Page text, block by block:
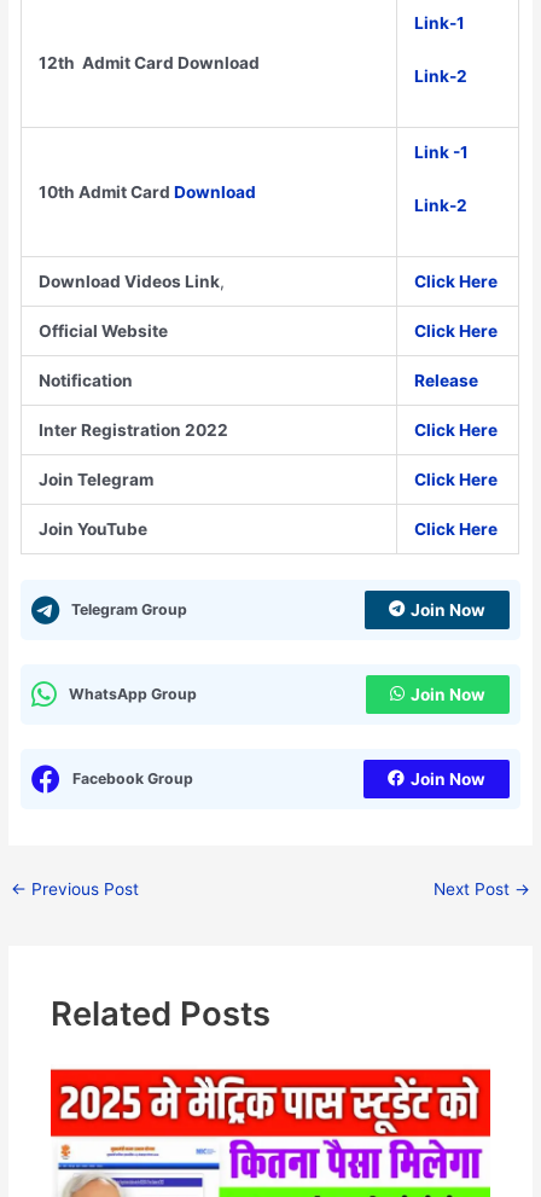
12th Admit Card Download
Link-1
Link-2
10th Admit CardDownload
Link -1
Link-2
Download Videos Link, Click Here
Official Website Click Here
Notification Release
Inter Registration 2022 Click Here
Join Telegram Click Here
Join YouTube Click Here
Telegram Group Join Now
WhatsApp Group Join Now
Facebook Group Join Now
← Previous Post Next Post →
Related Posts